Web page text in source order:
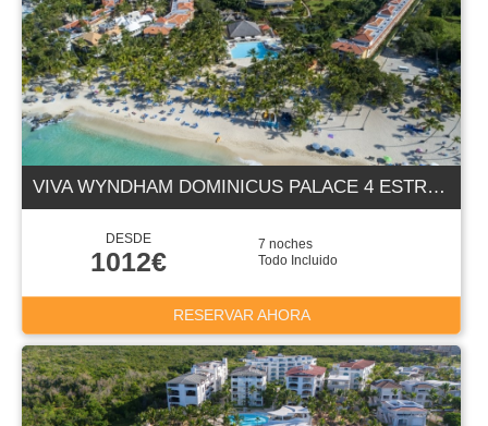
VIVA WYNDHAM DOMINICUS PALACE 4 ESTRELLAS
DESDE
1012€
7 noches
Todo Incluido
RESERVAR AHORA